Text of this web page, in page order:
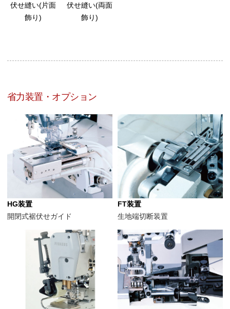
伏せ縫い(片面
飾り)
伏せ縫い(両面
飾り)
省力装置・オプション
HG装置
開閉式裾伏せガイド
FT装置
生地端切断装置